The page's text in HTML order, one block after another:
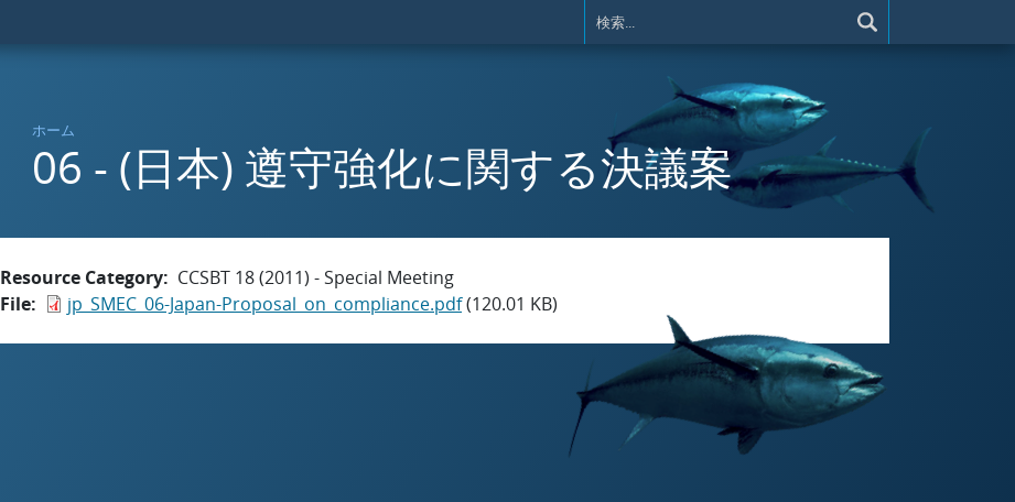
ホーム
06 - (日本) 遵守強化に関する決議案
Resource Category
CCSBT 18 (2011) - Special Meeting
File
jp_SMEC_06-Japan-Proposal_on_compliance.pdf(120.01 KB)